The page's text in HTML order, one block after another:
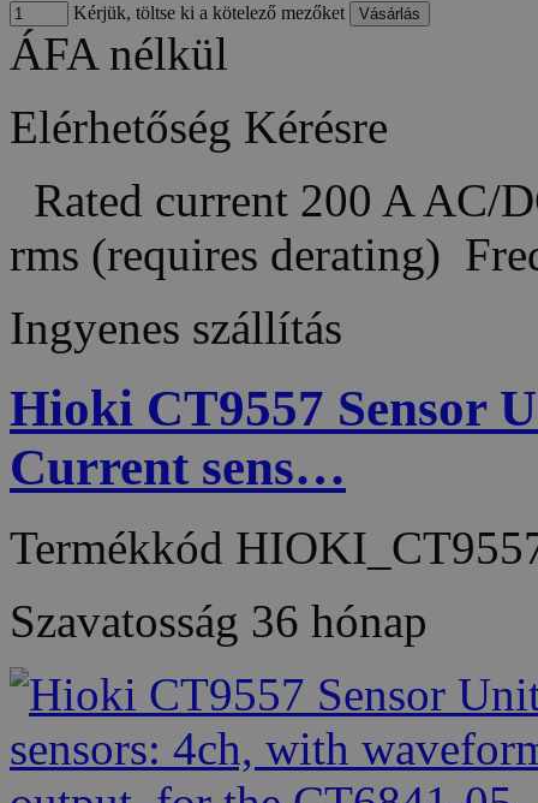
Kérjük, töltse ki a kötelező mezőket
ÁFA nélkül
Elérhetőség Kérésre
Rated current 200 A AC/
rms (requires derating)
Ingyenes szállítás
Hioki CT9557 Sensor
Current sens…
Termékkód
Szavatosság 36 hónap